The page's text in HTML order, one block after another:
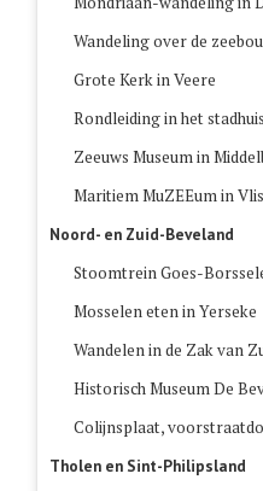
Wandeling over de
Grote Kerk in Veere
Rondleiding in het
Zeeuws Museum in
Maritiem MuZEEum in
Noord- en Zuid-Beveland
Stoomtrein Goes-
Mosselen eten in Yerseke
Wandelen in de Zak van
Historisch Museum De
Colijnsplaat,
Tholen en Sint-Philipsland